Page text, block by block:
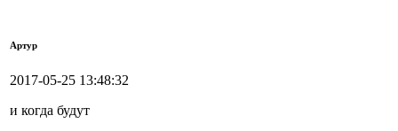
Артур
2017-05-25 13:48:32
и когда будут